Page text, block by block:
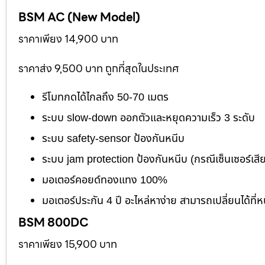
BSM AC (New Model)
ราคาเพียง 14,900 บาท
ราคาส่ง 9,500 บาท ถูกที่สุดในประเทศ
รีโมทกดได้ไกลถึง 50-70 เมตร
ระบบ slow-down ออกตัวและหยุดความเร็ว 3 ระดับ
ระบบ safety-sensor ป้องกันหนีบ
ระบบ jam protection ป้องกันหนีบ (กรณีเซ็นเซอร์เสี
มอเตอร์คอยด์ทองแทง 100%
มอเตอร์ประกัน 4 ปี อะไหล่หาง่าย สามารถเปลี่ยนได้ที่
BSM 800DC
ราคาเพียง 15,900 บาท